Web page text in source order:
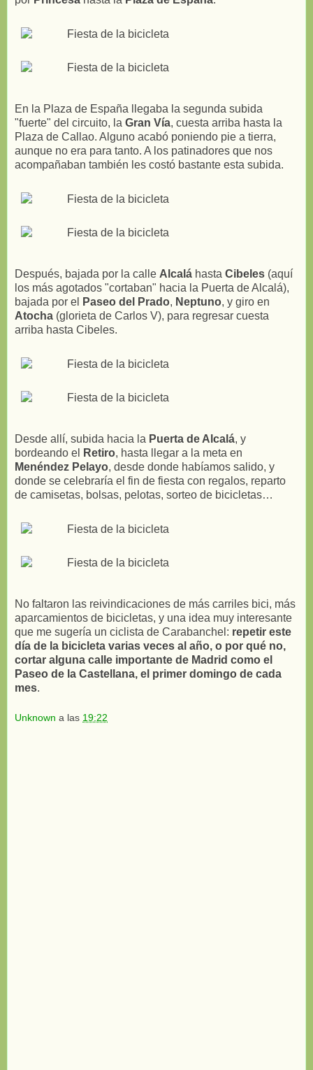
En la Plaza de España llegaba la segunda subida
"fuerte" del circuito, la Gran Vía, cuesta arriba hasta la
Plaza de Callao. Alguno acabó poniendo pie a tierra,
aunque no era para tanto. A los patinadores que nos
acompañaban también les costó bastante esta subida.
Después, bajada por la calle Alcalá hasta Cibeles (aquí
los más agotados "cortaban" hacia la Puerta de Alcalá),
bajada por el
Paseo del Prado, Neptuno, y giro en
Atocha (glorieta de Carlos V), para regresar cuesta
arriba hasta Cibeles.
Desde allí, subida hacia la Puerta de Alcalá, y
bordeando el
Retiro, hasta llegar a la meta en
Menéndez Pelayo, desde donde habíamos salido, y
donde se celebraría el fin de fiesta con regalos, reparto
de camisetas, bolsas, pelotas, sorteo de bicicletas…
No faltaron las reivindicaciones de más carriles bici, más
aparcamientos de bicicletas, y una idea muy interesante
que me sugería un ciclista de Carabanchel: repetir este
día de la bicicleta varias veces al año, o por qué no,
cortar alguna calle importante de Madrid como el
Paseo de la Castellana, el primer domingo de cada
mes.
Unknown a las 19:22